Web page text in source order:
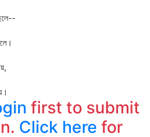
first to submit
Click here for